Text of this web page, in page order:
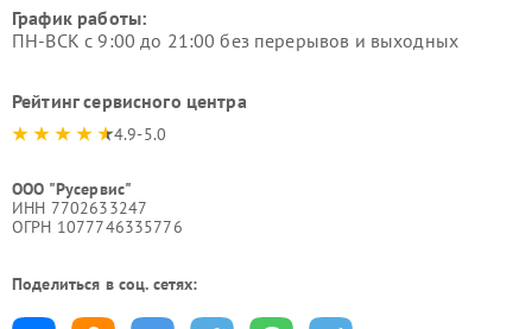
График работы:
ПН-ВСК с 9:00 до 21:00 без перерывов и выходных
Рейтинг сервисного центра
4.9-5.0
ООО "Русервис"
ИНН 7702633247
ОГРН 1077746335776
Поделиться в соц. сетях: